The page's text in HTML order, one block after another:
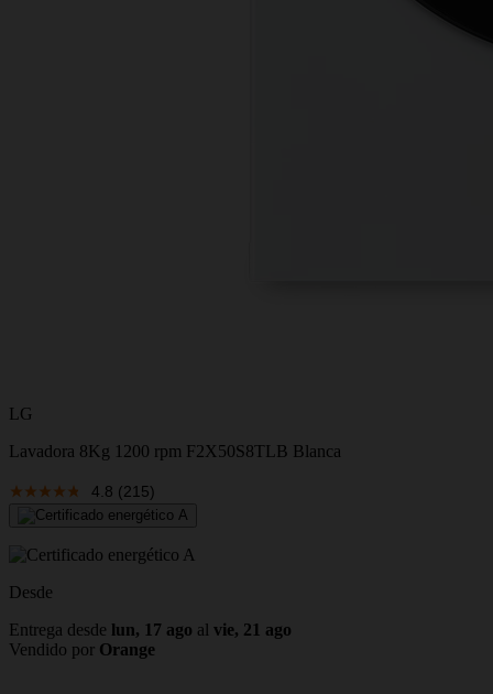
LG
Lavadora 8Kg 1200 rpm F2X50S8TLB Blanca
4.8 (215)
Desde
Entrega desde lun, 17 ago al vie, 21 ago
Vendido por Orange